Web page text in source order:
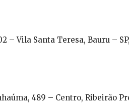
– Vila Santa Teresa, Bauru –
489 – Centro, Ribeirão